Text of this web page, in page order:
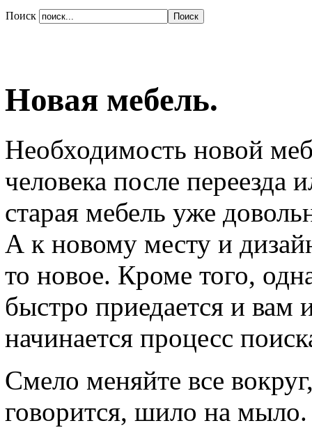
Поиск
Новая мебель.
Необходимость новой
человека после переезда
старая мебель уже
А к новому месту и
то новое. Кроме того,
быстро приедается и вам
начинается процесс
Смело меняйте все
говорится, шило на